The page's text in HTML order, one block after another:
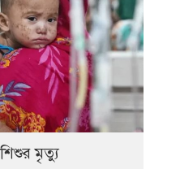
মৃত্যু